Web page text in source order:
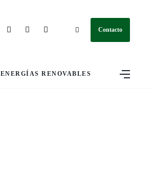
Contacto
ENERGÍAS RENOVABLES